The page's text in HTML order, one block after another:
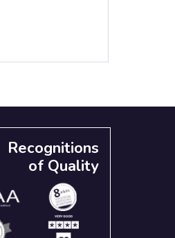
Recognitions
of Quality